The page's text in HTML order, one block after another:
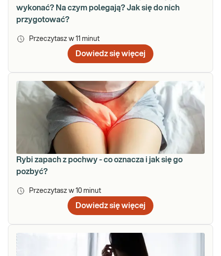
wykonać? Na czym polegają? Jak się do nich
przygotować?
Przeczytasz w 11 minut
Dowiedz się więcej
Rybi zapach z pochwy - co oznacza i jak się go
pozbyć?
Przeczytasz w 10 minut
Dowiedz się więcej